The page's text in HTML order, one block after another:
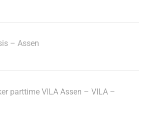
– Assen
parttime VILA Assen – VILA –